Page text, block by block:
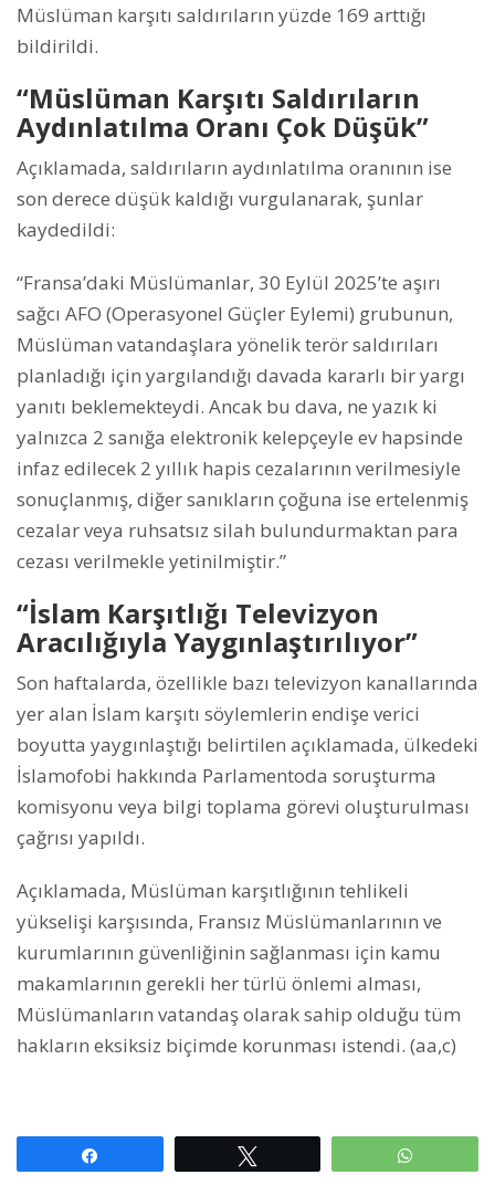
Müslüman karşıtı saldırıların yüzde 169 arttığı
bildirildi.
“Müslüman Karşıtı Saldırıların
Aydınlatılma Oranı Çok Düşük”
Açıklamada, saldırıların aydınlatılma oranının ise
son derece düşük kaldığı vurgulanarak, şunlar
kaydedildi:
“Fransa’daki Müslümanlar, 30 Eylül 2025’te aşırı
sağcı AFO (Operasyonel Güçler Eylemi) grubunun,
Müslüman vatandaşlara yönelik terör saldırıları
planladığı için yargılandığı davada kararlı bir yargı
yanıtı beklemekteydi. Ancak bu dava, ne yazık ki
yalnızca 2 sanığa elektronik kelepçeyle ev hapsinde
infaz edilecek 2 yıllık hapis cezalarının verilmesiyle
sonuçlanmış, diğer sanıkların çoğuna ise ertelenmiş
cezalar veya ruhsatsız silah bulundurmaktan para
cezası verilmekle yetinilmiştir.”
“İslam Karşıtlığı Televizyon
Aracılığıyla Yaygınlaştırılıyor”
Son haftalarda, özellikle bazı televizyon kanallarında
yer alan İslam karşıtı söylemlerin endişe verici
boyutta yaygınlaştığı belirtilen açıklamada, ülkedeki
İslamofobi hakkında Parlamentoda soruşturma
komisyonu veya bilgi toplama görevi oluşturulması
çağrısı yapıldı.
Açıklamada, Müslüman karşıtlığının tehlikeli
yükselişi karşısında, Fransız Müslümanlarının ve
kurumlarının güvenliğinin sağlanması için kamu
makamlarının gerekli her türlü önlemi alması,
Müslümanların vatandaş olarak sahip olduğu tüm
hakların eksiksiz biçimde korunması istendi. (aa,c)